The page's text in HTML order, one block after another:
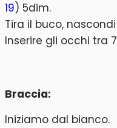
19) 5dim.
Tira il buco,
Inserire gli occhi tra
Braccia:
Iniziamo dal bianco.